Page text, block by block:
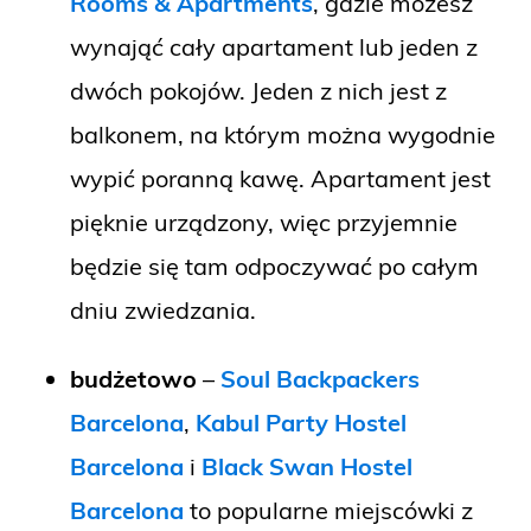
wynająć cały apartament lub jeden z
dwóch pokojów. Jeden z nich jest z
balkonem, na którym można wygodnie
wypić poranną kawę. Apartament jest
pięknie urządzony, więc przyjemnie
będzie się tam odpoczywać po całym
dniu zwiedzania.
budżetowo – Soul Backpackers
Barcelona, Kabul Party Hostel
Barcelona i Black Swan Hostel
Barcelona to popularne miejscówki z